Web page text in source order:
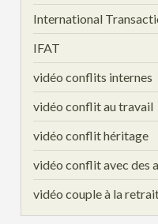
International
IFAT
vidéo conflits internes
vidéo conflit au travail
vidéo conflit héritage
vidéo conflit avec des
vidéo couple à la